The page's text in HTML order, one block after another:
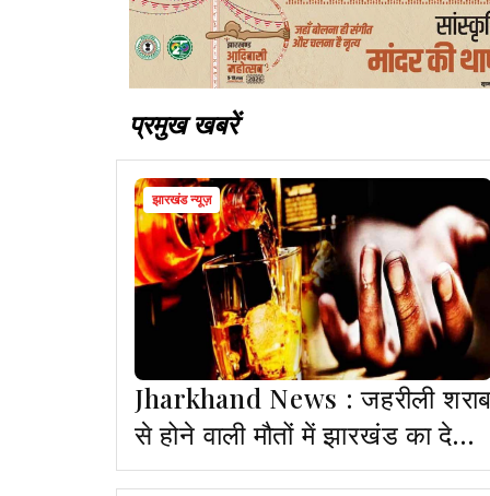
प्रमुख खबरें
झारखंड न्यूज़
Jharkhand News : जहरीली
से होने वाली मौतों में झारखंड का देश
पहला स्थान, लगातार दूसरे वर्ष रहा